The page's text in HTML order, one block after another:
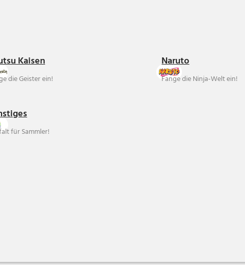
Kaisen
die Geister ein!
Naruto
Fange die Ninja-Welt ein!
für Sammler!